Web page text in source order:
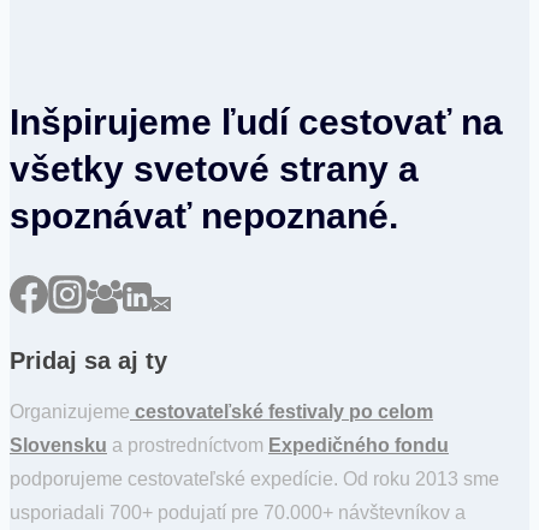
Inšpirujeme ľudí cestovať na
všetky svetové strany a
spoznávať nepoznané.
Pridaj sa aj ty
Organizujeme cestovateľské festivaly po celom
Slovensku a prostredníctvom Expedičného fondu
podporujeme cestovateľské expedície. Od roku 2013 sme
usporiadali 700+ podujatí pre 70.000+ návštevníkov a